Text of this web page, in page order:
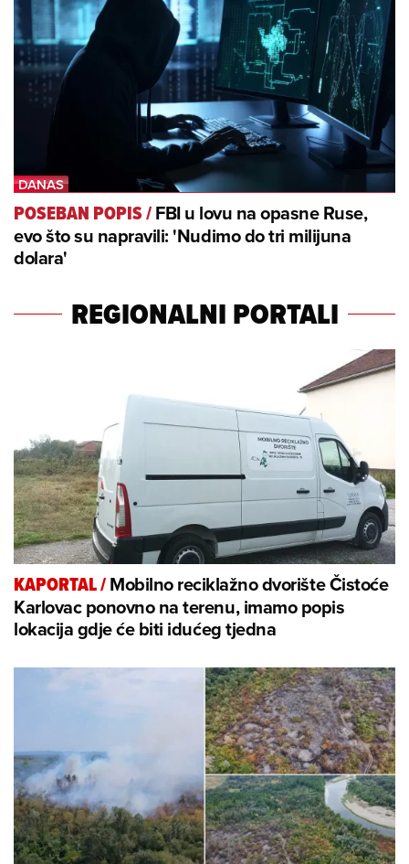
POSEBAN POPIS/FBI u lovu na opasne Ruse,
evo što su napravili: 'Nudimo do tri milijuna
dolara'
REGIONALNI PORTALI
KAPORTAL/Mobilno reciklažno dvorište Čistoće
Karlovac ponovno na terenu, imamo popis
lokacija gdje će biti idućeg tjedna